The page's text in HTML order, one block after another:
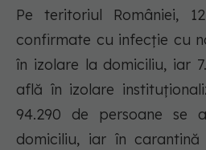
Pe teritoriul României,
confirmate cu infecție cu
în izolare la domiciliu, iar
află în izolare
94.290 de persoane se
domiciliu, iar în carantină